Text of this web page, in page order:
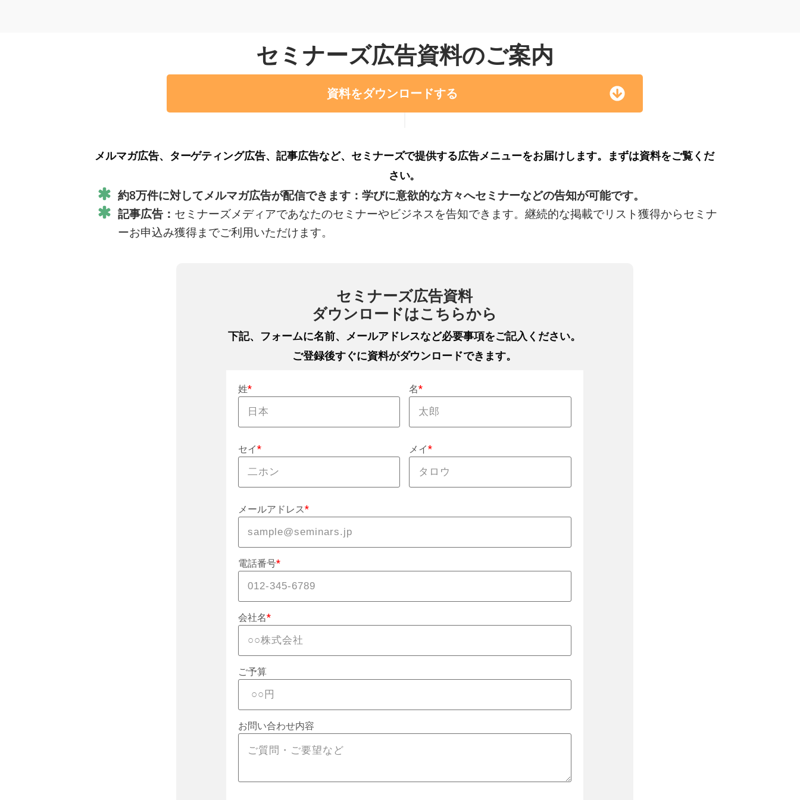
セミナーズ広告資料のご案内
資料をダウンロードする
メルマガ広告、ターゲティング広告、記事広告など、セミナーズで提供する広告メニューをお届けします。
まずは資料をご覧くだ
さい。
約8万件に対してメルマガ広告が配信できます： 学びに意欲的な方々へセミナーなどの告知が可能です。
記事広告： セミナーズメディアであなたのセミナーやビジネスを告知できます。継続的な掲載でリスト獲得からセミナ
ーお申込み獲得までご利用いただけます。
セミナーズ広告資料
ダウンロードはこちらから
下記、フォームに名前、メールアドレスなど必要事項をご記入ください。
ご登録後すぐに資料がダウンロードできます。
姓* 名*
セイ* メイ*
メールアドレス*
電話番号*
会社名*
ご予算
お問い合わせ内容